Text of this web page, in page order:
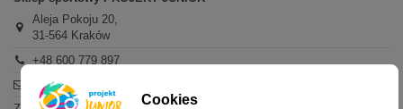
Aleja Pokoju 20,
31-564 Kraków
+48 600 779 897
sklep@projektjunior.pl
Cookies